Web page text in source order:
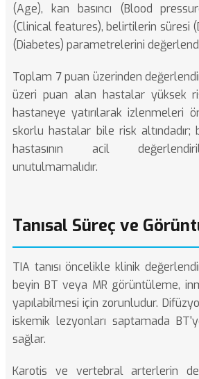
(Age), kan basıncı (Blood
(Clinical features), belirtilerin süresi
(Diabetes) parametrelerini
Toplam 7 puan üzerinden
üzeri puan alan hastalar yüksek
hastaneye yatırılarak izlenmeleri
skorlu hastalar bile risk altındadır;
hastasının acil
unutulmamalıdır.
Tanısal Süreç ve
TIA tanısı öncelikle klinik
beyin BT veya MR görüntüleme,
yapılabilmesi için zorunludur.
iskemik lezyonları saptamada
sağlar.
Karotis ve vertebral arterlerin